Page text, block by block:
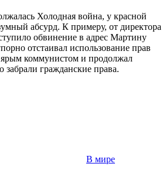
Холодная война, у красной
абсурд. К примеру, от директора
обвинение в адрес Мартину
отстаивал использование прав
коммунистом и продолжал
забрали гражданские права.
В мире